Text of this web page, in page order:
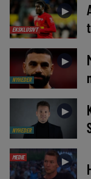
EKSKLUSIVT
►
NYHEDER
►
NYHEDER
►
MEDIE ►